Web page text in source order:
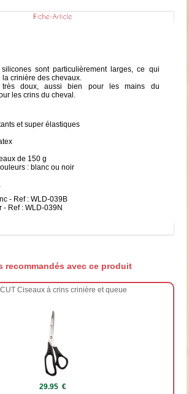
sont particulièrement larges, ce qui
crinière des chevaux.
doux, aussi bien pour les mains du
les crins du cheval.
et super élastiques
de 150 g
: blanc ou noir
- Ref : WLD-039B
- Ref : WLD-039N
recommandés avec ce produit
Ciseaux à crins crinière et queue
29.95 €